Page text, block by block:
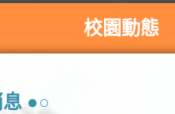
校園動態
●○